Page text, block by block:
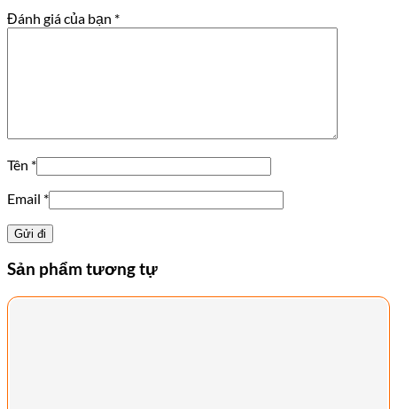
Đánh giá của bạn *
Tên *
Email *
Sản phẩm tương tự